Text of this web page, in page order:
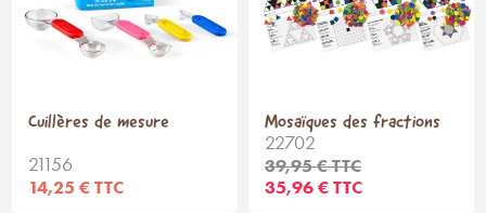
Cuillères de mesure
21156
14,25 € TTC
Mosaïques des fractions
22702
39,95 € TTC
35,96 € TTC